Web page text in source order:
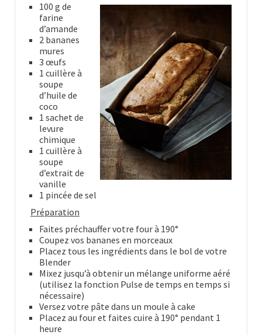
100 g de
farine
d’amande
2 bananes
mures
3 œufs
1 cuillère à
soupe
d’huile de
coco
1 sachet de
levure
chimique
1 cuillère à
soupe
d’extrait de
vanille
1 pincée de sel
Préparation
Faites préchauffer votre four à 190°
Coupez vos bananes en morceaux
Placez tous les ingrédients dans le bol de votre
Blender
Mixez jusqu’à obtenir un mélange uniforme aéré
(utilisez la fonction Pulse de temps en temps si
nécessaire)
Versez votre pâte dans un moule à cake
Placez au four et faites cuire à 190° pendant 1
heure